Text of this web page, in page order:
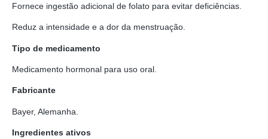
Fornece ingestão adicional de folato para evitar deficiências.
Reduz a intensidade e a dor da menstruação.
Tipo de medicamento
Medicamento hormonal para uso oral.
Fabricante
Bayer, Alemanha.
Ingredientes ativos